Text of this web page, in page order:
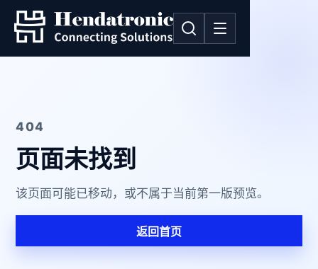
404
页面未找到
该页面可能已移动，或不属于当前第一版预览。
返回首页